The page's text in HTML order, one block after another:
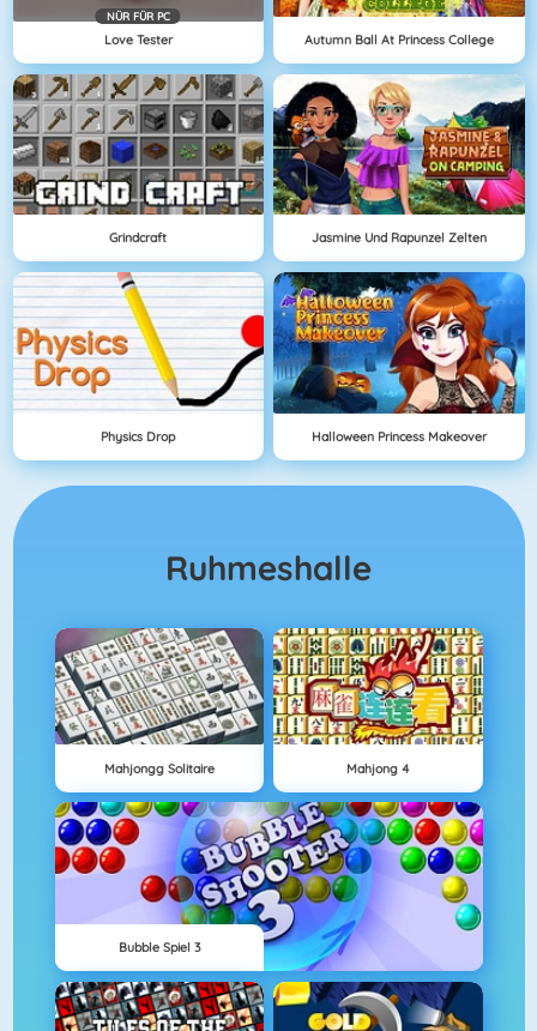
NÜR FÜR PC
Love Tester Autumn Ball At Princess College
Grindcraft Jasmine Und Rapunzel Zelten
Physics Drop Halloween Princess Makeover
Ruhmeshalle
Mahjongg Solitaire Mahjong 4
Bubble Spiel 3